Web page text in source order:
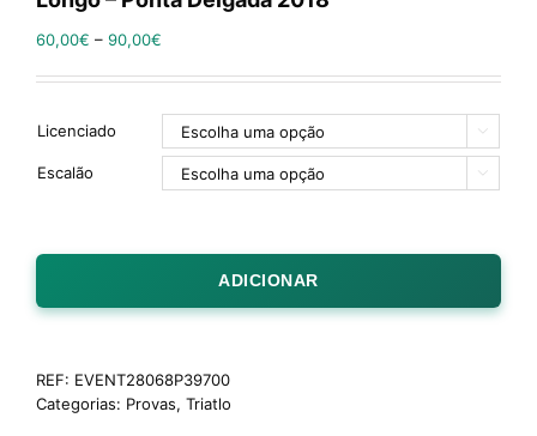
60,00€ – 90,00€
Licenciado 
Escalão 
ADICIONAR
REF: EVENT28068P39700
Categorias: Provas, Triatlo